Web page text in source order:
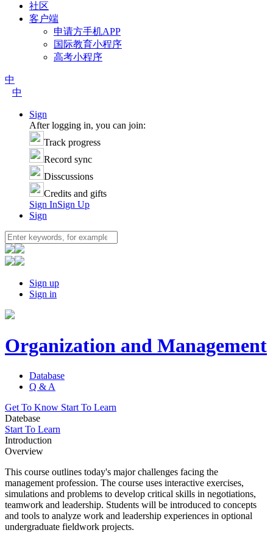
社区
客户端
申请方手机APP
国际教育小程序
高考小程序
中
中
Sign
After logging in, you can join:
Track progress
Record sync
Disscussions
Credits and gifts
Sign InSign Up
Sign
Sign up
Sign in
Organization and Management
Database
Q & A
Get To Know Start To Learn
Datebase
Start To Learn
Introduction
Overview
This course outlines today's major challenges facing the
management profession. The course uses interactive exercises,
simulations and problems to develop critical skills in negotiations,
teamwork and leadership. Students will be introduced to concepts
and tools to analyze work and leadership experiences in optional
undergraduate fieldwork projects.